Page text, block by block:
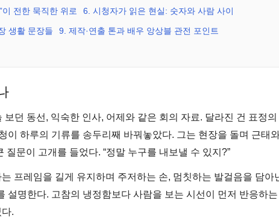
이 전한 묵직한 위로 6. 시청자가 읽은 현실: 숫자와 사람 사이
생활 문장들 9. 제작·연출 톤과 배우 앙상블 관전 포인트
보던 동선, 익숙한 인사, 어제와 같은 회의 자료. 달라진 건 표정의
이 하루의 기류를 송두리째 바꿔놓았다. 그는 현장을 돌며 근태
문이 고개를 들었다. “정말 누구를 내보낼 수 있지?”
프레임을 길게 유지하며 주저하는 손, 멈칫하는 발걸음을 담아
설명한다. 고참의 냉정함보다 사람을 보는 시선이 먼저 반응하는
.